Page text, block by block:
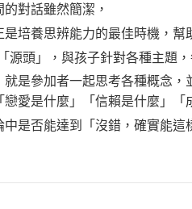
對話雖然簡潔，
培養思辨能力的最佳時機，幫
頭」，與孩子針對各種主題
是參加者一起思考各種概念
愛是什麼」「信賴是什麼」
是否能達到「沒錯，確實能